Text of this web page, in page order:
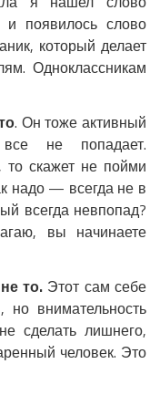
появилось слово
который делает
Одноклассникам
. Он тоже активный
не попадает.
скажет не пойми
надо — всегда не в
всегда невпопад?
вы начинаете
то. Этот сам себе
внимательность
сделать лишнего,
человек. Это